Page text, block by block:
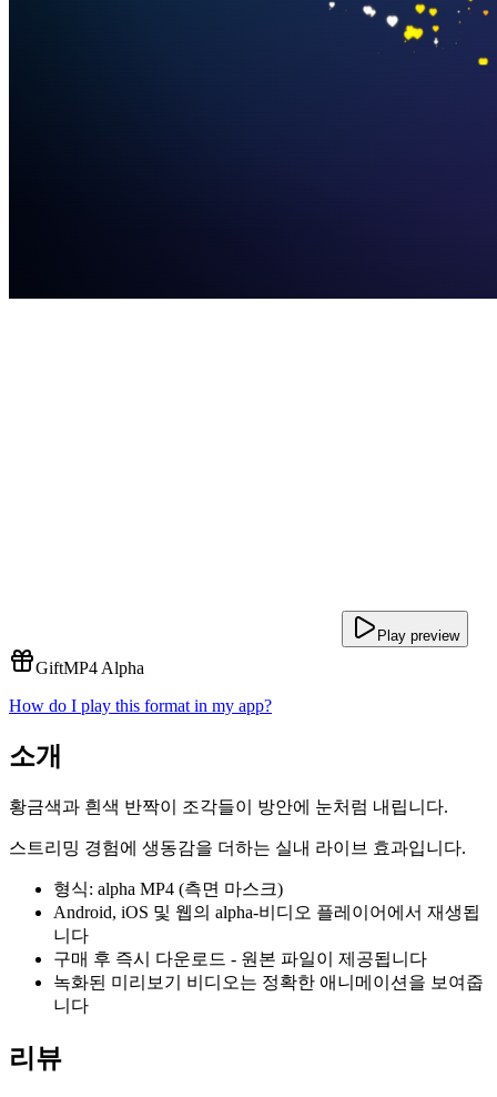
Play preview
GiftMP4 Alpha
How do I play this format in my app?
소개
황금색과 흰색 반짝이 조각들이 방안에 눈처럼 내립니다.
스트리밍 경험에 생동감을 더하는 실내 라이브 효과입니다.
형식: alpha MP4 (측면 마스크)
Android, iOS 및 웹의 alpha-비디오 플레이어에서 재생됩
니다
구매 후 즉시 다운로드 - 원본 파일이 제공됩니다
녹화된 미리보기 비디오는 정확한 애니메이션을 보여줍
니다
리뷰